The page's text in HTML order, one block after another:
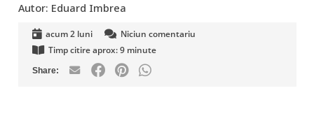
Autor: Eduard Imbrea
acum 2 luni
Niciun comentariu
Timp citire aprox: 9 minute